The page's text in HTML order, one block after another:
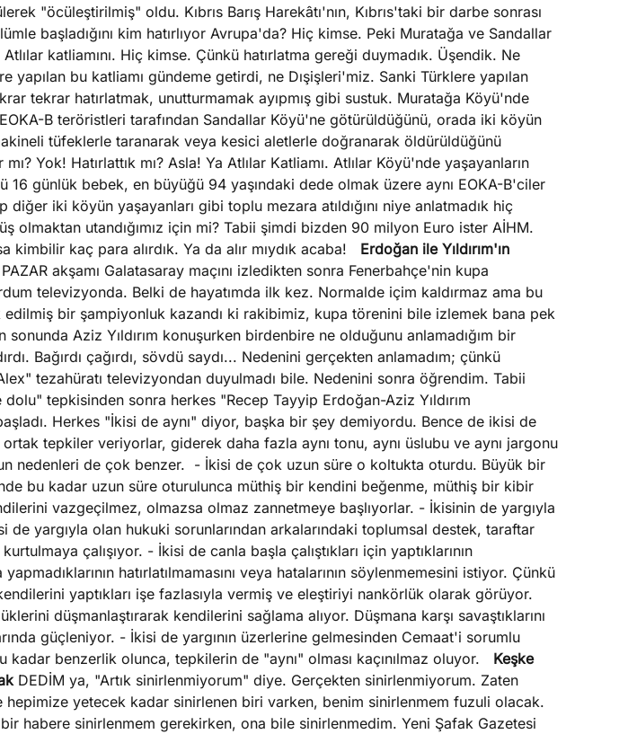
"öcüleştirilmiş" oldu. Kıbrıs Barış Harekâtı'nın, Kıbrıs'taki bir darbe sonrası
başladığını kim hatırlıyor Avrupa'da? Hiç kimse. Peki Muratağa ve Sandallar
Atlılar katliamını. Hiç kimse. Çünkü hatırlatma gereği duymadık. Üşendik. Ne
yapılan bu katliamı gündeme getirdi, ne Dışişleri'miz. Sanki Türklere yapılan
tekrar hatırlatmak, unutturmamak ayıpmış gibi sustuk. Muratağa Köyü'nde
B teröristleri tarafından Sandallar Köyü'ne götürüldüğünü, orada iki köyün
tüfeklerle taranarak veya kesici aletlerle doğranarak öldürüldüğünü
Yok! Hatırlattık mı? Asla! Ya Atlılar Katliamı. Atlılar Köyü'nde yaşayanların
16 günlük bebek, en büyüğü 94 yaşındaki dede olmak üzere aynı EOKA-B'ciler
diğer iki köyün yaşayanları gibi toplu mezara atıldığını niye anlatmadık hiç
olmaktan utandığımız için mi? Tabii şimdi bizden 90 milyon Euro ister AİHM.
kimbilir kaç para alırdık. Ya da alır mıydık acaba! Erdoğan ile Yıldırım'ın
akşamı Galatasaray maçını izledikten sonra Fenerbahçe'nin kupa
televizyonda. Belki de hayatımda ilk kez. Normalde içim kaldırmaz ama bu
edilmiş bir şampiyonluk kazandı ki rakibimiz, kupa törenini bile izlemek bana pek
sonunda Aziz Yıldırım konuşurken birdenbire ne olduğunu anlamadığım bir
Bağırdı çağırdı, sövdü saydı... Nedenini gerçekten anlamadım; çünkü
tezahüratı televizyondan duyulmadı bile. Nedenini sonra öğrendim. Tabii
dolu" tepkisinden sonra herkes "Recep Tayyip Erdoğan-Aziz Yıldırım
başladı. Herkes "İkisi de aynı" diyor, başka bir şey demiyordu. Bence de ikisi de
ortak tepkiler veriyorlar, giderek daha fazla aynı tonu, aynı üslubu ve aynı jargonu
nedenleri de çok benzer.
- İkisi de çok uzun süre o koltukta oturdu. Büyük bir
bu kadar uzun süre oturulunca müthiş bir kendini beğenme, müthiş bir kibir
vazgeçilmez, olmazsa olmaz zannetmeye başlıyorlar. - İkisinin de yargıyla
de yargıyla olan hukuki sorunlarından arkalarındaki toplumsal destek, taraftar
kurtulmaya çalışıyor. - İkisi de canla başla çalıştıkları için yaptıklarının
yapmadıklarının hatırlatılmamasını veya hatalarının söylenmemesini istiyor. Çünkü
yaptıkları işe fazlasıyla vermiş ve eleştiriyi nankörlük olarak görüyor.
düşmanlaştırarak kendilerini sağlama alıyor. Düşmana karşı savaştıklarını
güçleniyor. - İkisi de yargının üzerlerine gelmesinden Cemaat'i sorumlu
kadar benzerlik olunca, tepkilerin de "aynı" olması kaçınılmaz oluyor. Keşke
DEDİM ya, "Artık sinirlenmiyorum" diye. Gerçekten sinirlenmiyorum. Zaten
hepimize yetecek kadar sinirlenen biri varken, benim sinirlenmem fuzuli olacak.
habere sinirlenmem gerekirken, ona bile sinirlenmedim. Yeni Şafak Gazetesi